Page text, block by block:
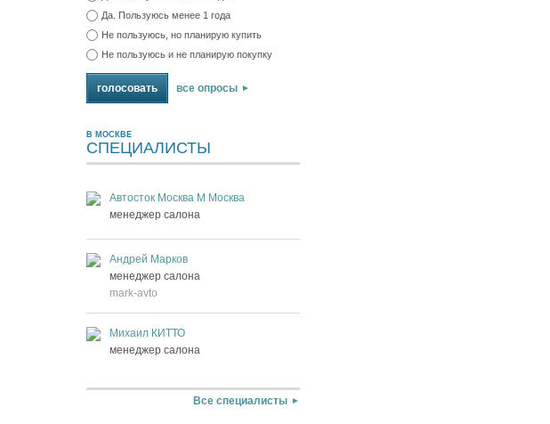
Да. Пользуюсь менее 1 года
Не пользуюсь, но планирую купить
Не пользуюсь и не планирую покупку
все опросы
В МОСКВЕ
СПЕЦИАЛИСТЫ
Автосток Москва М Москва
менеджер салона
Андрей Марков
менеджер салона
mark-avto
Михаил КИТТО
менеджер салона
Все специалисты